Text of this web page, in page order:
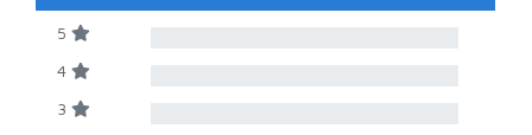
5
4
3